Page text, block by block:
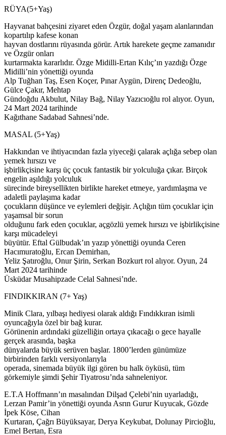
RÜYA(5+Yaş)
Hayvanat bahçesini ziyaret eden Özgür, doğal yaşam alanlarından
kopartılıp kafese konan
hayvan dostlarını rüyasında görür. Artık harekete geçme zamanıdır
ve Özgür onları
kurtarmakta kararlıdır. Özge Midilli-Ertan Kılıç’ın yazdığı Özge
Midilli’nin yönettiği oyunda
Alp Tuğhan Taş, Esen Koçer, Pınar Aygün, Direnç Dedeoğlu,
Gülce Çakır, Mehtap
Gündoğdu Akbulut, Nilay Bağ, Nilay Yazıcıoğlu rol alıyor. Oyun,
24 Mart 2024 tarihinde
Kağıthane Sadabad Sahnesi’nde.
MASAL (5+Yaş)
Hakkından ve ihtiyacından fazla yiyeceği çalarak açlığa sebep olan
yemek hırsızı ve
işbirlikçisine karşı üç çocuk fantastik bir yolculuğa çıkar. Birçok
engelin aşıldığı yolculuk
sürecinde bireysellikten birlikte hareket etmeye, yardımlaşma ve
adaletli paylaşıma kadar
çocukların düşünce ve eylemleri değişir. Açlığın tüm çocuklar için
yaşamsal bir sorun
olduğunu fark eden çocuklar, açgözlü yemek hırsızı ve işbirlikçisine
karşı mücadeleyi
büyütür. Eftal Gülbudak’ın yazıp yönettiği oyunda Ceren
Hacımuratoğlu, Ercan Demirhan,
Yeliz Şatıroğlu, Onur Şirin, Serkan Bozkurt rol alıyor. Oyun, 24
Mart 2024 tarihinde
Üsküdar Musahipzade Celal Sahnesi’nde.
FINDIKKIRAN (7+ Yaş)
Minik Clara, yılbaşı hediyesi olarak aldığı Fındıkkıran isimli
oyuncağıyla özel bir bağ kurar.
Görünenin ardındaki güzelliğin ortaya çıkacağı o gece hayalle
gerçek arasında, başka
dünyalarda büyük serüven başlar. 1800’lerden günümüze
birbirinden farklı versiyonlarıyla
operada, sinemada büyük ilgi gören bu halk öyküsü, tüm
görkemiyle şimdi Şehir Tiyatrosu’nda sahneleniyor.
E.T.A Hoffmann’ın masalından Dilşad Çelebi’nin uyarladığı,
Lerzan Pamir’in yönettiği oyunda Asrın Gurur Kuyucak, Gözde
İpek Köse, Cihan
Kurtaran, Çağrı Büyüksayar, Derya Keykubat, Dolunay Pircioğlu,
Emel Bertan, Esra